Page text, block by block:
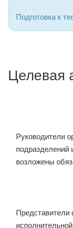
Подготовка к
Целевая
Руководители
подразделений
возложены
Представители